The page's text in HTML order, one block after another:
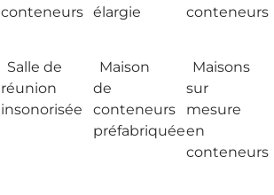
conteneurs
élargie
conteneurs
Salle de
réunion
insonorisée
Maison
de
conteneurs
préfabriquée
Maisons
sur
mesure
en
conteneurs